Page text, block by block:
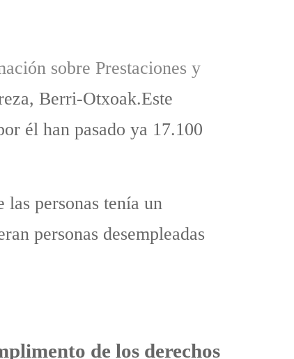
sobre Prestaciones y
Berri-Otxoak.Este
él han pasado ya 17.100
personas tenía un
personas desempleadas
de los derechos